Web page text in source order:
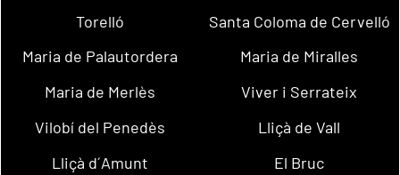
Torelló
Santa Coloma de Cervelló
Maria de Palautordera
Maria de Miralles
Maria de Merlès
Viver i Serrateix
Vilobí del Penedès
Lliçà de Vall
Lliçà d´Amunt
El Bruc